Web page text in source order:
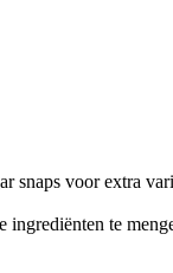
snaps voor extra
ingrediënten te